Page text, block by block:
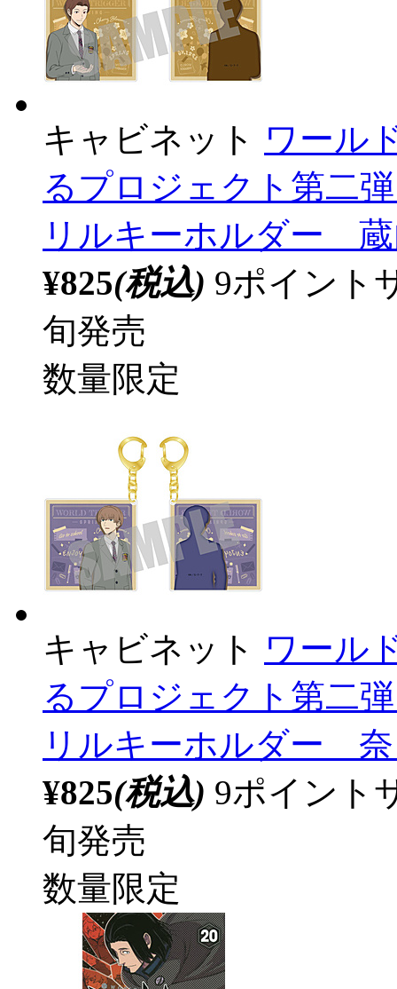
キャビネット ワール
るプロジェクト第二
リルキーホルダー
¥825(税込) 9ポイント
旬発売
数量限定
キャビネット ワール
るプロジェクト第二
リルキーホルダー
¥825(税込) 9ポイント
旬発売
数量限定